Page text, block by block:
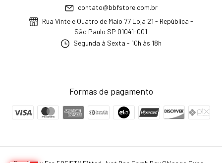
contato@bbfstore.com.br
Rua Vinte e Quatro de Maio 77 Loja 21 - República -
São Paulo SP 01041-001
Segunda à Sexta - 10h às 18h
Formas de pagamento